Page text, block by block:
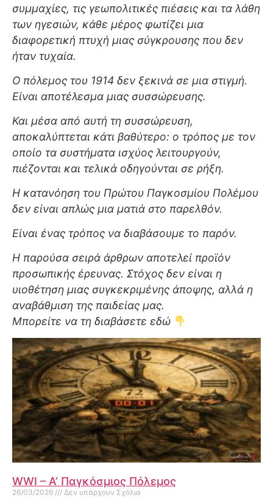
συμμαχίες, τις γεωπολιτικές πιέσεις και τα λάθη
των ηγεσιών, κάθε μέρος φωτίζει μια
διαφορετική πτυχή μιας σύγκρουσης που δεν
ήταν τυχαία.
Ο πόλεμος του 1914 δεν ξεκινά σε μια στιγμή.
Είναι αποτέλεσμα μιας συσσώρευσης.
Και μέσα από αυτή τη συσσώρευση,
αποκαλύπτεται κάτι βαθύτερο: ο τρόπος με τον
οποίο τα συστήματα ισχύος λειτουργούν,
πιέζονται και τελικά οδηγούνται σε ρήξη.
Η κατανόηση του Πρώτου Παγκοσμίου Πολέμου
δεν είναι απλώς μια ματιά στο παρελθόν.
Είναι ένας τρόπος να διαβάσουμε το παρόν.
Η παρούσα σειρά άρθρων αποτελεί προϊόν
προσωπικής έρευνας. Στόχος δεν είναι η
υιοθέτηση μιας συγκεκριμένης άποψης, αλλά η
αναβάθμιση της παιδείας μας.
Μπορείτε να τη διαβάσετε εδώ
WWI – A’ Παγκόσμιος Πόλεμος
26/03/2026 Δεν υπάρχουν Σχόλια